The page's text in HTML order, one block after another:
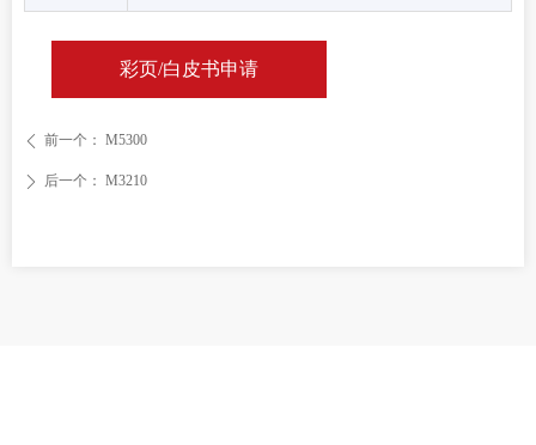
ꄴ 前一个： M5300
ꄲ 后一个： M3210
彩页/白皮书申请